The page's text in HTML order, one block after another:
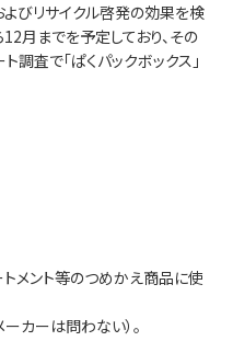
びリサイクル啓発の効果を検
月までを予定しており、その
査で「ぱくパックボックス」
トメント等のつめかえ商品に使
カーは問わない）。